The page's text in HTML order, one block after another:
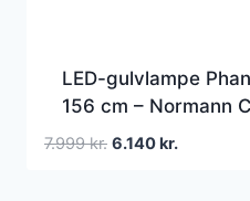
LED-gulvlampe
156 cm – Normann
Moderne – Plastik –
7.999kr. Den
6.140kr.